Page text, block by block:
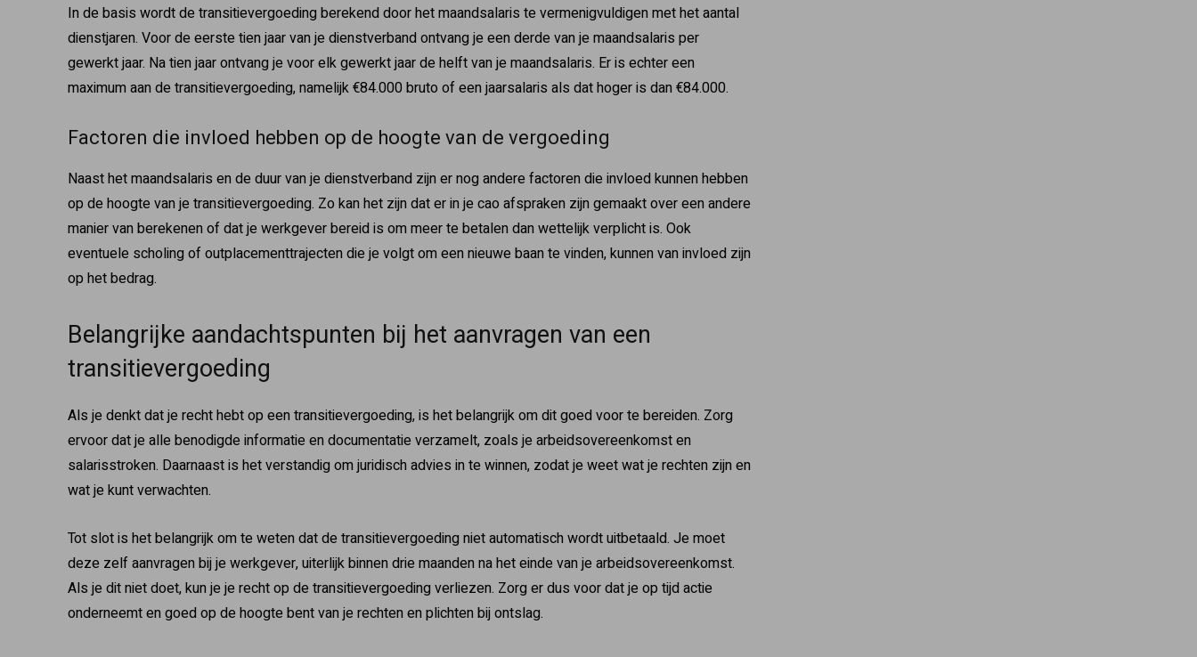
In de basis wordt de transitievergoeding berekend door het maandsalaris te vermenigvuldigen met het aantal
dienstjaren. Voor de eerste tien jaar van je dienstverband ontvang je een derde van je maandsalaris per
gewerkt jaar. Na tien jaar ontvang je voor elk gewerkt jaar de helft van je maandsalaris. Er is echter een
maximum aan de transitievergoeding, namelijk €84.000 bruto of een jaarsalaris als dat hoger is dan €84.000.
Factoren die invloed hebben op de hoogte van de vergoeding
Naast het maandsalaris en de duur van je dienstverband zijn er nog andere factoren die invloed kunnen hebben
op de hoogte van je transitievergoeding. Zo kan het zijn dat er in je cao afspraken zijn gemaakt over een andere
manier van berekenen of dat je werkgever bereid is om meer te betalen dan wettelijk verplicht is. Ook
eventuele scholing of outplacementtrajecten die je volgt om een nieuwe baan te vinden, kunnen van invloed zijn
op het bedrag.
Belangrijke aandachtspunten bij het aanvragen van een
transitievergoeding
Als je denkt dat je recht hebt op een transitievergoeding, is het belangrijk om dit goed voor te bereiden. Zorg
ervoor dat je alle benodigde informatie en documentatie verzamelt, zoals je arbeidsovereenkomst en
salarisstroken. Daarnaast is het verstandig om juridisch advies in te winnen, zodat je weet wat je rechten zijn en
wat je kunt verwachten.
Tot slot is het belangrijk om te weten dat de transitievergoeding niet automatisch wordt uitbetaald. Je moet
deze zelf aanvragen bij je werkgever, uiterlijk binnen drie maanden na het einde van je arbeidsovereenkomst.
Als je dit niet doet, kun je je recht op de transitievergoeding verliezen. Zorg er dus voor dat je op tijd actie
onderneemt en goed op de hoogte bent van je rechten en plichten bij ontslag.